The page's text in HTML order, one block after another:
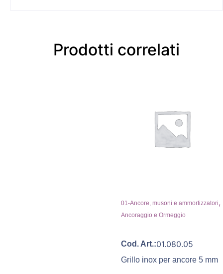
Prodotti correlati
01-Ancore, musoni e ammortizzatori,
Ancoraggio e Ormeggio
Cod. Art.:01.080.05
Grillo inox per ancore 5 mm